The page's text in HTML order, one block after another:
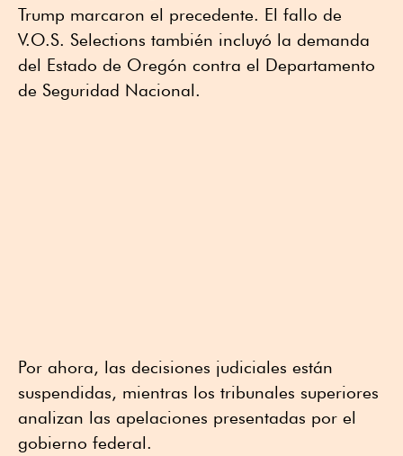
Trump marcaron el precedente. El fallo de
V.O.S. Selections también incluyó la demanda
del Estado de Oregón contra el Departamento
de Seguridad Nacional.
Por ahora, las decisiones judiciales están
suspendidas, mientras los tribunales superiores
analizan las apelaciones presentadas por el
gobierno federal.